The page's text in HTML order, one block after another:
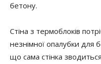
бетону.
Стіна з термоблоків
незнімної опалубки для
що сама стінка